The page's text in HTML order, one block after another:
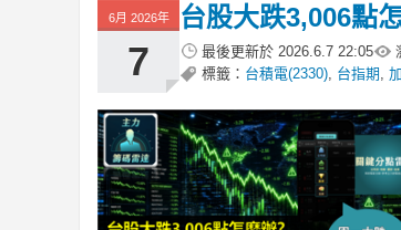
6月 2026年
7
台股大跌3,006點
最後更新於 2026.6.7 22:05
標籤： 台積電(2330) 台指期